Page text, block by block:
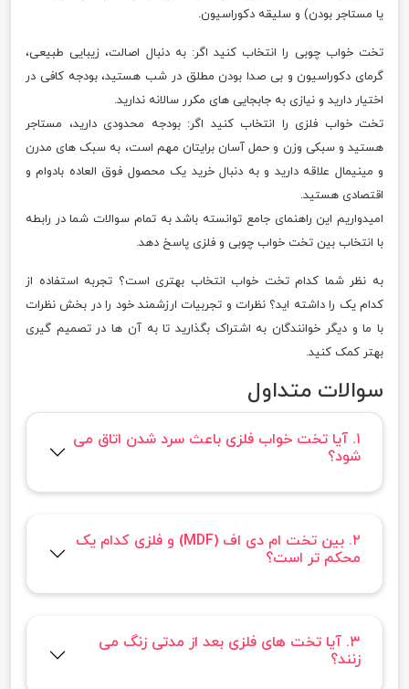
یا مستاجر بودن) و سلیقه دکوراسیون.
تخت خواب چوبی را انتخاب کنید اگر: به دنبال اصالت، زیبایی طبیعی،
گرمای دکوراسیون و بی صدا بودن مطلق در شب هستید، بودجه کافی در
اختیار دارید و نیازی به جابجایی های مکرر سالانه ندارید.
تخت خواب فلزی را انتخاب کنید اگر: بودجه محدودی دارید، مستاجر
هستید و سبکی وزن و حمل آسان برایتان مهم است، به سبک های مدرن
و مینیمال علاقه دارید و به دنبال خرید یک محصول فوق العاده بادوام و
اقتصادی هستید.
امیدواریم این راهنمای جامع توانسته باشد به تمام سوالات شما در رابطه
با انتخاب بین تخت خواب چوبی و فلزی پاسخ دهد.
به نظر شما کدام تخت خواب انتخاب بهتری است؟ تجربه استفاده از
کدام یک را داشته اید؟ نظرات و تجربیات ارزشمند خود را در بخش نظرات
با ما و دیگر خوانندگان به اشتراک بگذارید تا به آن ها در تصمیم گیری
بهتر کمک کنید.
سوالات متداول
۱. آیا تخت خواب فلزی باعث سرد شدن اتاق می
شود؟
۲. بین تخت ام دی اف (MDF) و فلزی کدام یک
محکم تر است؟
۳. آیا تخت های فلزی بعد از مدتی زنگ می
زنند؟